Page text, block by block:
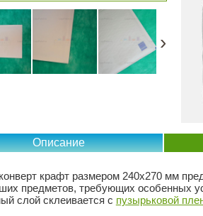
›
Описание
крафт размером 240х270 мм
предметов, требующих особенных
слой склеивается с пузырьковой